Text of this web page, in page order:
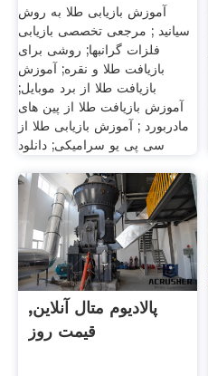
آموزش بازیابی طلا به روش
سیانید ; مرجعی تخصصی بازیابی
فلزات گرانبها; روشی برای
بازیافت طلا و نقره; آموزش
بازیافت طلا از برد موبایل;
آموزش بازیافت طلا از پین های
مادربورد ; آموزش بازیابی طلا از
سی پی یو سرامیکی; دانلود
پالادیوم متال آنلاین,
قیمت روز